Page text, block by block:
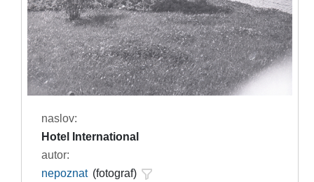
naslov:
Hotel International
autor:
nepoznat (fotograf)